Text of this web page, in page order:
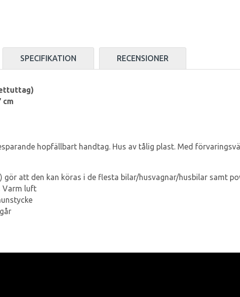
SPECIFIKATION RECENSIONER
cm
hopfällbart handtag. Hus av tålig plast. Med
gör att den kan köras i de flesta bilar/husvagnar/husbilar samt
Varm luft